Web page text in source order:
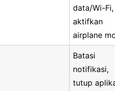
data/Wi-Fi,
aktifkan
airplane
Batasi
notifikasi,
tutup